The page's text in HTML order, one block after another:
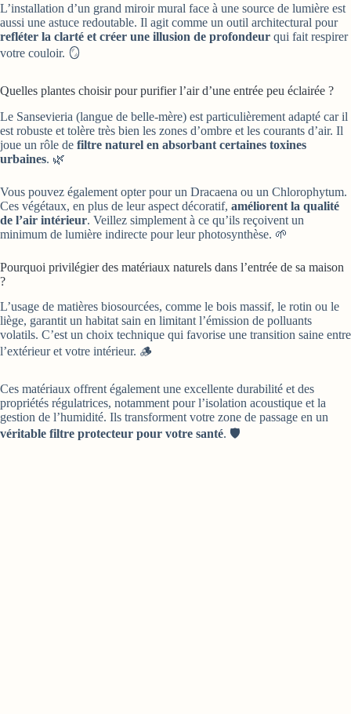
L’installation d’un grand miroir mural face à une source de lumière est
aussi une astuce redoutable. Il agit comme un outil architectural pour
refléter la clarté et créer une illusion de profondeur qui fait respirer
votre couloir. 🪞
Quelles plantes choisir pour purifier l’air d’une entrée peu éclairée ?
Le Sansevieria (langue de belle-mère) est particulièrement adapté car il
est robuste et tolère très bien les zones d’ombre et les courants d’air. Il
joue un rôle de filtre naturel en absorbant certaines toxines
urbaines. 🌿
Vous pouvez également opter pour un Dracaena ou un Chlorophytum.
Ces végétaux, en plus de leur aspect décoratif, améliorent la qualité
de l’air intérieur. Veillez simplement à ce qu’ils reçoivent un
minimum de lumière indirecte pour leur photosynthèse. 🌱
Pourquoi privilégier des matériaux naturels dans l’entrée de sa maison
?
L’usage de matières biosourcées, comme le bois massif, le rotin ou le
liège, garantit un habitat sain en limitant l’émission de polluants
volatils. C’est un choix technique qui favorise une transition saine entre
l’extérieur et votre intérieur. 🪵
Ces matériaux offrent également une excellente durabilité et des
propriétés régulatrices, notamment pour l’isolation acoustique et la
gestion de l’humidité. Ils transforment votre zone de passage en un
véritable filtre protecteur pour votre santé. 🛡️